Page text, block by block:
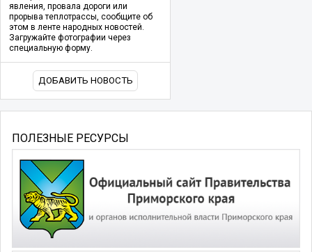
явления, провала дороги или
прорыва теплотрассы, сообщите об
этом в ленте народных новостей.
Загружайте фотографии через
специальную форму.
ДОБАВИТЬ НОВОСТЬ
ПОЛЕЗНЫЕ РЕСУРСЫ